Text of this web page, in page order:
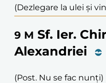
(Dezlegare la ulei și
9 M Sf. Ier.
Alexandriei
(Post. Nu se fac nunți)